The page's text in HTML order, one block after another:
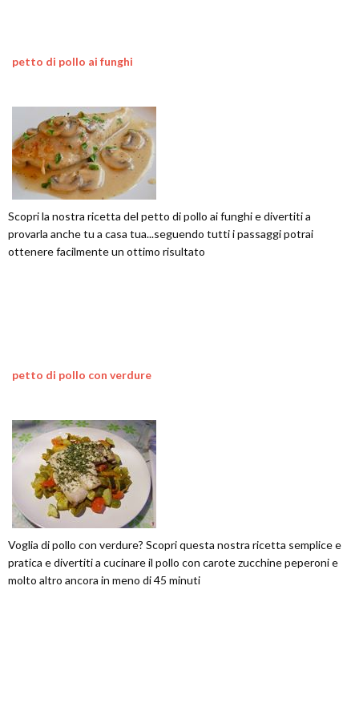
petto di pollo ai funghi
Scopri la nostra ricetta del petto di pollo ai funghi e divertiti a
provarla anche tu a casa tua...seguendo tutti i passaggi potrai
ottenere facilmente un ottimo risultato
petto di pollo con verdure
Voglia di pollo con verdure? Scopri questa nostra ricetta semplice e
pratica e divertiti a cucinare il pollo con carote zucchine peperoni e
molto altro ancora in meno di 45 minuti